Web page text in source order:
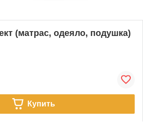
(матрас, одеяло, подушка)
Купить